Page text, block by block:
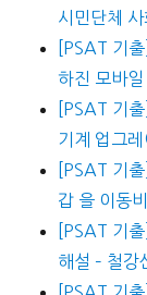
시민단체
[PSAT 기
하진 모바
[PSAT 기
기계 업그
[PSAT 기
갑 을 이동
[PSAT 기
해설 – 철강